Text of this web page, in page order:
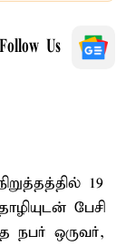
Follow Us
19
பேசி
நபர் ஒருவர்,